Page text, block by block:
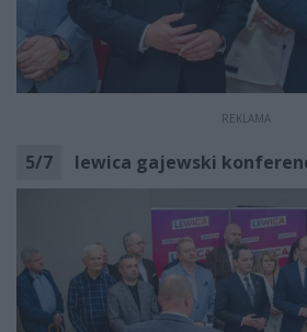
REKLAMA
5/7 lewica gajewski